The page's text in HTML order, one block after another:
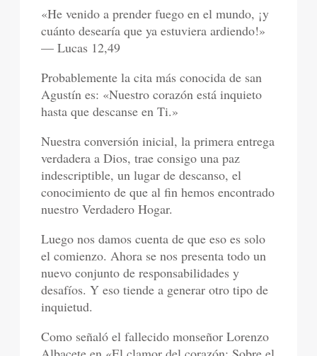
«He venido a prender fuego en el mundo, ¡y
cuánto desearía que ya estuviera ardiendo!»
— Lucas 12,49
Probablemente la cita más conocida de san
Agustín es: «Nuestro corazón está inquieto
hasta que descanse en Ti.»
Nuestra conversión inicial, la primera entrega
verdadera a Dios, trae consigo una paz
indescriptible, un lugar de descanso, el
conocimiento de que al fin hemos encontrado
nuestro Verdadero Hogar.
Luego nos damos cuenta de que eso es solo
el comienzo. Ahora se nos presenta todo un
nuevo conjunto de responsabilidades y
desafíos. Y eso tiende a generar otro tipo de
inquietud.
Como señaló el fallecido monseñor Lorenzo